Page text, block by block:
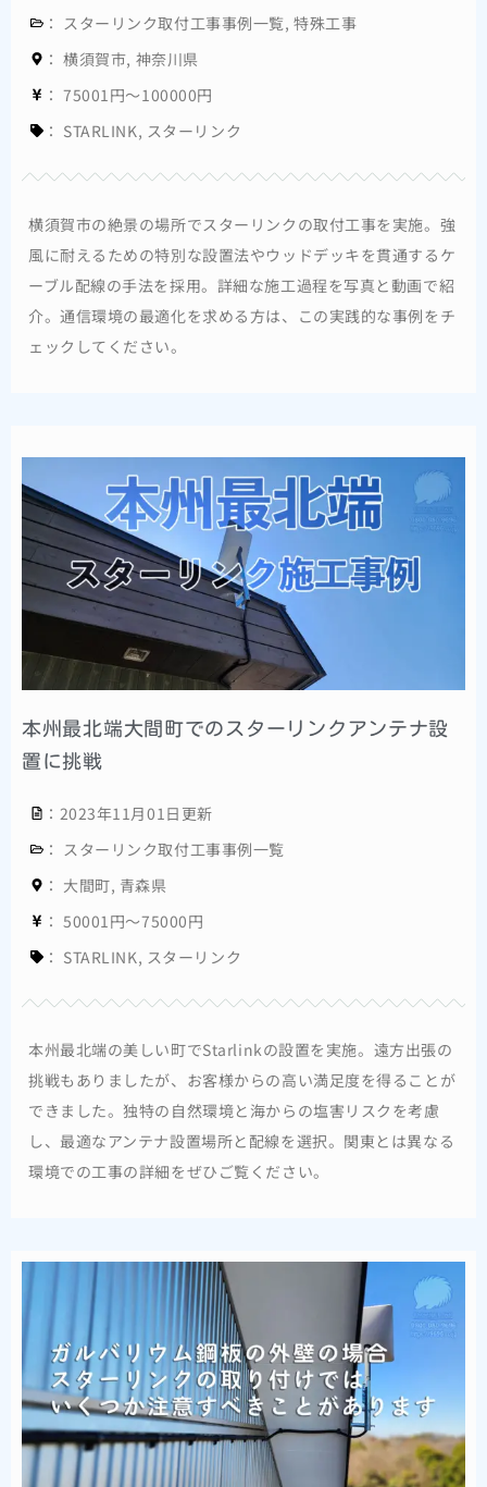
： スターリンク取付工事事例一覧,特殊工事
： 横須賀市, 神奈川県
： 75001円～100000円
： STARLINK, スターリンク
横須賀市の絶景の場所でスターリンクの取付工事を実施。強
風に耐えるための特別な設置法やウッドデッキを貫通するケ
ーブル配線の手法を採用。詳細な施工過程を写真と動画で紹
介。通信環境の最適化を求める方は、この実践的な事例をチ
ェックしてください。
本州最北端大間町でのスターリンクアンテナ設
置に挑戦
：2023年11月01日更新
： スターリンク取付工事事例一覧
： 大間町, 青森県
： 50001円～75000円
： STARLINK, スターリンク
本州最北端の美しい町でStarlinkの設置を実施。遠方出張の
挑戦もありましたが、お客様からの高い満足度を得ることが
できました。独特の自然環境と海からの塩害リスクを考慮
し、最適なアンテナ設置場所と配線を選択。関東とは異なる
環境での工事の詳細をぜひご覧ください。